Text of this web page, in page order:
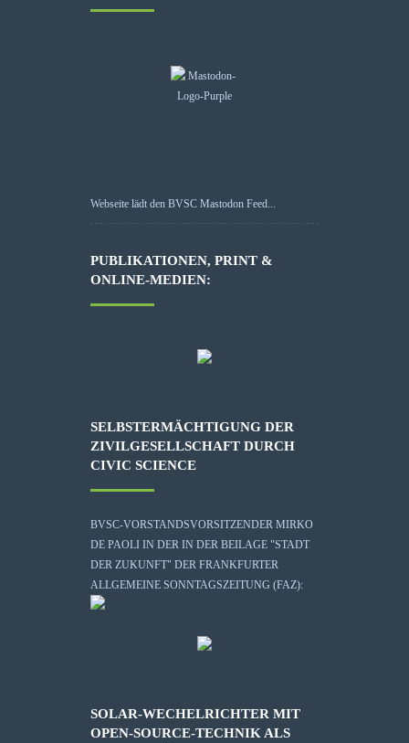
Webseite lädt den BVSC Mastodon Feed...
PUBLIKATIONEN, PRINT &
ONLINE-MEDIEN:
SELBSTERMÄCHTIGUNG DER
ZIVILGESELLSCHAFT DURCH
CIVIC SCIENCE
BVSC-VORSTANDSVORSITZENDER MIRKO
DE PAOLI IN DER IN DER BEILAGE "STADT
DER ZUKUNFT" DER FRANKFURTER
ALLGEMEINE SONNTAGSZEITUNG (FAZ):
SOLAR-WECHELRICHTER MIT
OPEN-SOURCE-TECHNIK ALS